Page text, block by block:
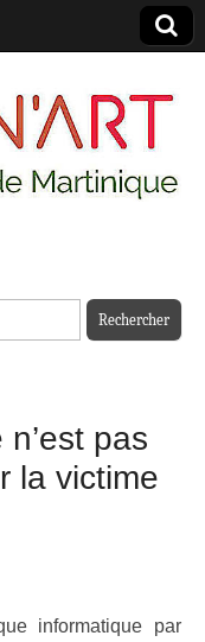
pas
la victime
informatique par